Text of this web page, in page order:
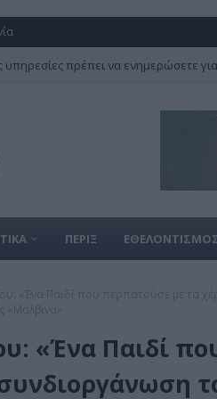
υπηρεσίες πρέπει να ενημερώσετε
ΠΕΡΙΞ
«Ένα Παιδί